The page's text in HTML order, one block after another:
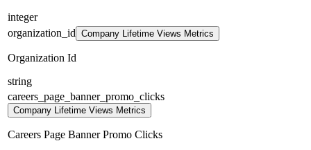
integer
organization_id Company Lifetime Views Metrics
Organization Id
string
careers_page_banner_promo_clicks
Company Lifetime Views Metrics
Careers Page Banner Promo Clicks